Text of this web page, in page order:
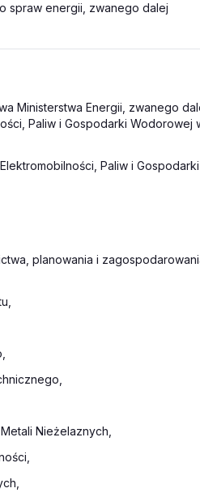
spraw energii, zwanego dalej
Ministerstwa Energii, zwanego
Paliw i Gospodarki Wodorowej
Paliw i Gospodarki
planowania i
Nieżelaznych,